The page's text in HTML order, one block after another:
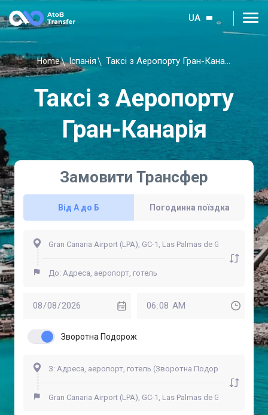
UA
Home Іспанія Таксі з Аеропорту Гран-Канарія
Таксі з Аеропорту
Гран-Канарія
Замовити Трансфер
Від А до Б Погодинна поїздка
Зворотна Подорож